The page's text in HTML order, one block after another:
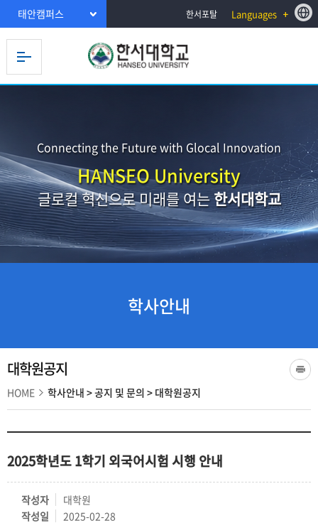
태안캠퍼스 한서포탈 Languages
Connecting the Future with Glocal Innovation
HANSEO University
글로컬 혁신으로 미래를 여는한서대학교
학사안내
대학원공지
HOME 학사안내 >공지 및 문의 > 대학원공지
2025학년도 1학기 외국어시험 시행 안내
작성자
대학원
작성일
2025-02-28